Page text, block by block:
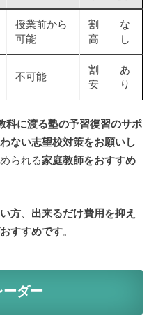
授業前から
可能
割
高
な
し
不可能
割
安
あ
り
科に渡る塾の予習復習のサポ
ない志望校対策をお願いし
られる家庭教師をおすすめ
方、 出来るだけ費用を抑え
すすめです。
ーダー